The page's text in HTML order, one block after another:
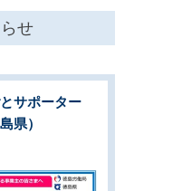
せ
サポーター
県）